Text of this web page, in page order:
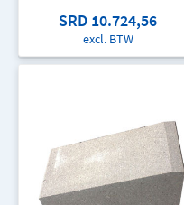
SRD 10.724,56
excl. BTW